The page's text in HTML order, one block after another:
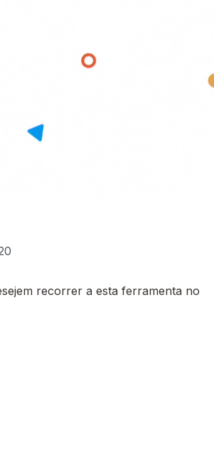
recorrer a esta ferramenta no